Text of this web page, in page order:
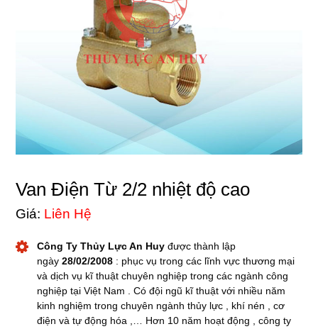
Van Điện Từ 2/2 nhiệt độ cao
Giá: Liên Hệ
Công Ty Thủy Lực An Huy được thành lập
ngày28/02/2008 : phục vụ trong các lĩnh vực thương mại
và dịch vụ kĩ thuật chuyên nghiệp trong các ngành công
nghiệp tại Việt Nam . Có đội ngũ kĩ thuật với nhiều năm
kinh nghiệm trong chuyên ngành thủy lực , khí nén , cơ
điện và tự động hóa ,… Hơn 10 năm hoạt động , công ty